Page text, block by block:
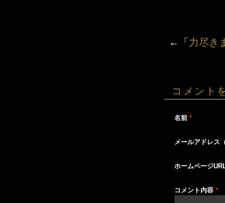
←「 力尽き
コメント
名前 *
メールアドレス
ホームページ
コメント内容 *